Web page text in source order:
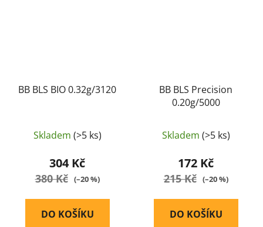
BB BLS BIO 0.32g/3120
Skladem (>5 ks)
304 Kč
380 Kč (–20 %)
DO KOŠÍKU
BB BLS Precision
0.20g/5000
Skladem (>5 ks)
172 Kč
215 Kč (–20 %)
DO KOŠÍKU